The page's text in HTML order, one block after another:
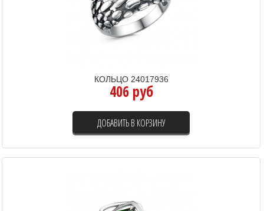
КОЛЬЦО 24017936
406 руб
ДОБАВИТЬ В КОРЗИНУ